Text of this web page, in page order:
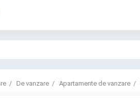
De vanzare Apartamente de vanzare